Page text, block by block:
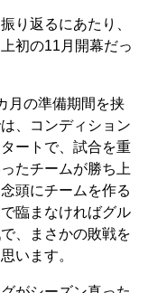
り返るにあたり、
初の11月開幕だっ
月の準備期間を挟
、コンディション
ートで、試合を重
たチームが勝ち上
頭にチームを作る
臨まなければグル
、まさかの敗戦を
います。